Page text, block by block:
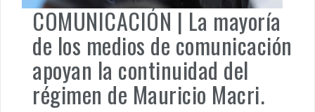
COMUNICACIÓN | La mayoría
de los medios de comunicación
apoyan la continuidad del
régimen de Mauricio Macri.